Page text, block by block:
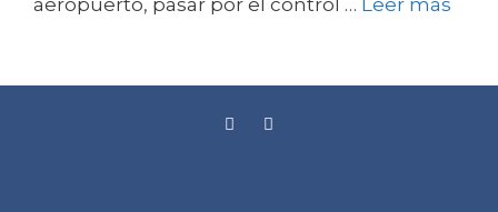
aeropuerto, pasar por el control … Leer más